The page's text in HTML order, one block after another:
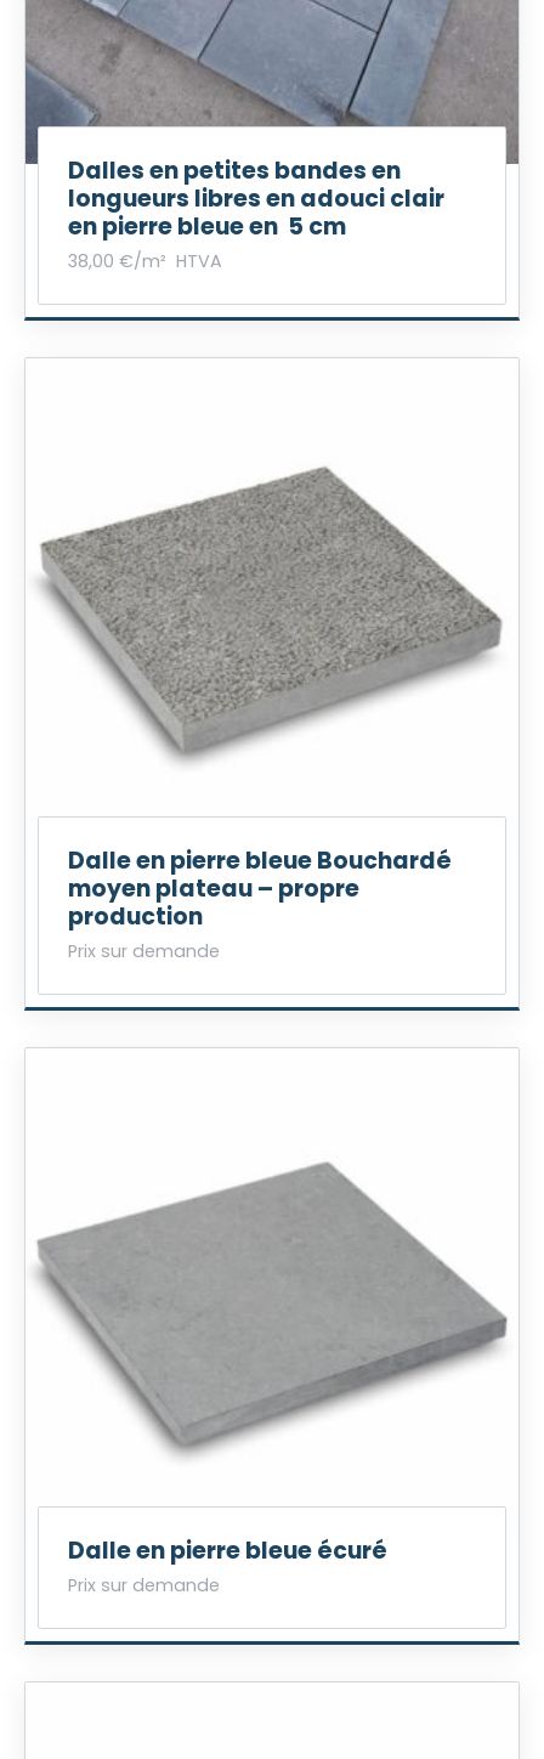
Dalles en petites bandes en
longueurs libres en adouci clair
en pierre bleue en 5 cm
38,00 € HTVA
/m²
Dalle en pierre bleue Bouchardé
moyen plateau – propre
production
Prix sur demande
Dalle en pierre bleue écuré
Prix sur demande